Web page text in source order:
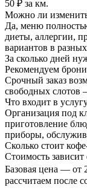
50 ₽ за км.
Можно ли
Да, меню
диеты, аллергии,
вариантов в
За сколько дней
Рекомендуем
Срочный заказ
свободных слотов
Что входит в
Организация под
приготовление
приборы,
Сколько стоит
Стоимость зависит
Базовая цена — от
рассчитаем после